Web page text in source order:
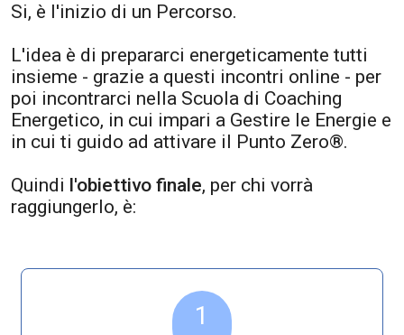
Si, è l'inizio di un Percorso.
L'idea è di prepararci energeticamente tutti
insieme - grazie a questi incontri online - per
poi incontrarci nella Scuola di Coaching
Energetico, in cui impari a Gestire le Energie e
in cui ti guido ad attivare il Punto Zero®.
Quindi l'obiettivo finale, per chi vorrà
raggiungerlo, è:
1